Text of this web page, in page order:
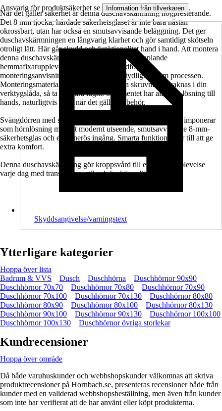
När det gäller säkerhet är denna duschavskärmning högpresterande.
Det 8 mm tjocka, härdade säkerhetsglaset är inte bara nästan
okrossbart, utan har också en smutsavvisande beläggning. Det ger
duschavskärmningen en långvarig klarhet och gör samtidigt skötseln
otroligt lätt. Här går skydd och funktionalitet hand i hand. Att montera
denna duschavskärmning artar sig till en avkopplande
hemmafixarupplevelse tack vare den medföljande
monteringsanvisningen. Den guidar dig tydligt genom processen.
Monteringsmaterialet ingår också. Om en skruvmejsel saknas i din
verktygslåda, så ta det bara lugnt. Sortimentet har alltid en lösning till
hands, naturligtvis även när det gäller tillbehör.
Svängdörren med sidovägg i serien SETTE från Jungborn imponerar
som hörnlösning med ett modernt utseende, smutsavvisande 8-mm-
säkerhetsglas och en generös ingång. Smarta funktioner ser till att ge
extra komfort.
Denna duschavskärmning gör kroppsvård till en härlig upplevelse
varje dag med transparens, stil och funktionalitet.
Ansvarig för produktsäkerhet se Information från tillverkaren .
Skyddsangivelse/varningstext
Ytterligare kategorier
Hoppa över lista
Badrum & VVS
Dusch Duschhörna
Duschhörnor 90x90
Duschhörnor 70x70
Duschhörnor 70x80
Duschhörnor 70x90
Duschhörnor 70x100
Duschhörnor 70x130
Duschhörnor 80x80
Duschhörnor 80x90
Duschhörnor 80x100
Duschhörnor 80x130
Duschhörnor 90x100
Duschhörnor 90x130
Duschhörnor 100x100
Duschhörnor 100x130
Duschhörnor övriga storlekar
Kundrecensioner
Hoppa över område
Då både varuhuskunder och webbshopskunder välkomnas att skriva
produktrecensioner på Hornbach.se, presenteras recensioner både från
kunder med en validerad webbshopsbeställning, men även från kunder
som inte har verifierat att de har använt eller köpt produkterna.